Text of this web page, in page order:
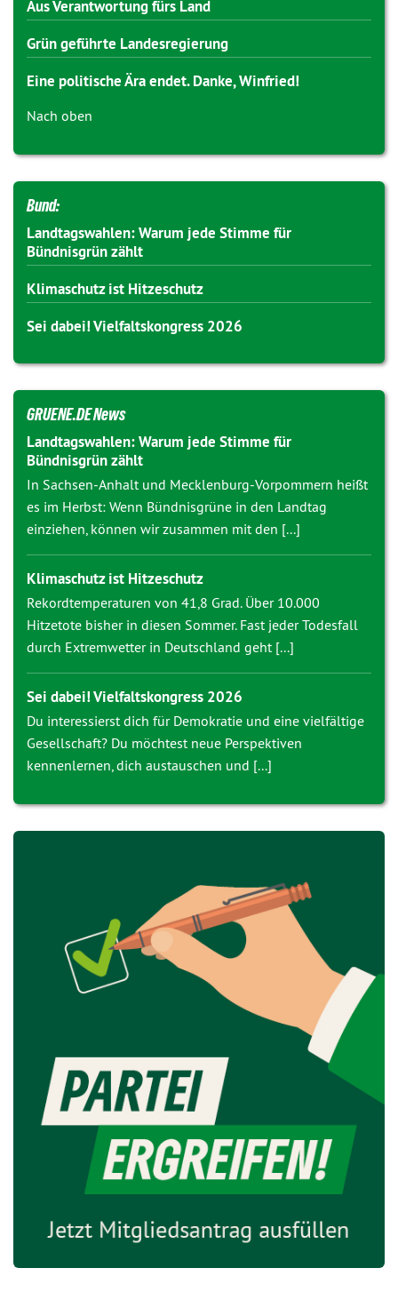
Aus Verantwortung fürs Land
Grün geführte Landesregierung
Eine politische Ära endet. Danke, Winfried!
Nach oben
Bund:
Landtagswahlen: Warum jede Stimme für
Bündnisgrün zählt
Klimaschutz ist Hitzeschutz
Sei dabei! Vielfaltskongress 2026
GRUENE.DE News
Landtagswahlen: Warum jede Stimme für
Bündnisgrün zählt
In Sachsen-Anhalt und Mecklenburg-Vorpommern heißt
es im Herbst: Wenn Bündnisgrüne in den Landtag
einziehen, können wir zusammen mit den [...]
Klimaschutz ist Hitzeschutz
Rekordtemperaturen von 41,8 Grad. Über 10.000
Hitzetote bisher in diesen Sommer. Fast jeder Todesfall
durch Extremwetter in Deutschland geht [...]
Sei dabei! Vielfaltskongress 2026
Du interessierst dich für Demokratie und eine vielfältige
Gesellschaft? Du möchtest neue Perspektiven
kennenlernen, dich austauschen und [...]